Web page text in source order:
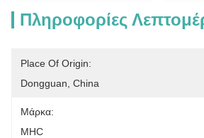
Πληροφορίες
Place Of Origin:
Dongguan, China
Μάρκα:
MHC